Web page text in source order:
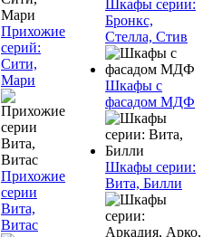
Прихожие
серий:
Сити,
Мари
Прихожие
серии
Вита,
Витас
Шкафы серии:
Бронкс,
Стелла, Стив
Шкафы с
фасадом МДФ
Шкафы серии:
Вита, Билли